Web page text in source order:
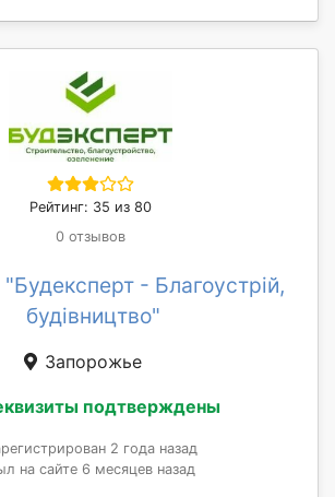
Рейтинг: 35 из 80
0 отзывов
- Благоустрій,
будівництво"
Запорожье
подтверждены
2 года назад
на сайте 6 месяцев назад